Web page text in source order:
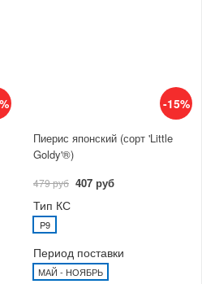
-15%
Пиерис японский (сорт 'Little
Goldy'®)
479 руб 407 руб
Тип КС
P9
Период поставки
МАЙ - НОЯБРЬ